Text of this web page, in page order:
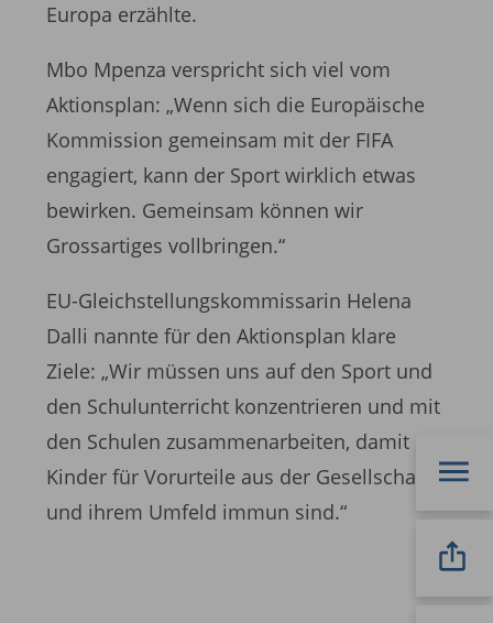
Europa erzählte.
Mbo Mpenza verspricht sich viel vom
Aktionsplan: „Wenn sich die Europäische
Kommission gemeinsam mit der FIFA
engagiert, kann der Sport wirklich etwas
bewirken. Gemeinsam können wir
Grossartiges vollbringen.“
EU-Gleichstellungskommissarin Helena
Dalli nannte für den Aktionsplan klare
Ziele: „Wir müssen uns auf den Sport und
den Schulunterricht konzentrieren und mit
den Schulen zusammenarbeiten, damit die
Kinder für Vorurteile aus der Gesellschaft
und ihrem Umfeld immun sind.“